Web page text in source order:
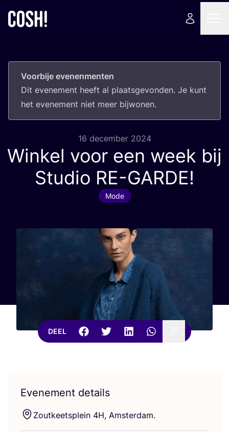
Voorbije evenenmenten
Dit eve­ne­ment heeft al plaats­ge­von­den. Je kunt
het eve­ne­ment niet meer bijwonen.
16 december 2024
Winkel voor een week bij
Studio RE-GARDE!
Mode
DEEL
Evenement details
Zout­keet­s­plein 4H, Amsterdam.